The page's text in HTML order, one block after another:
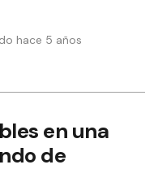
hace 5 años
en una
de